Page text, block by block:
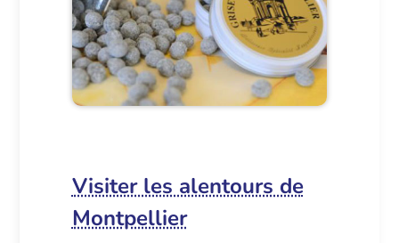
Visiter les alentours de
Montpellier